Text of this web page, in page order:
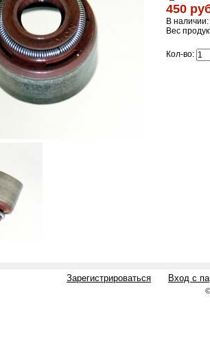
450
В
Вес
Кол-во:
Зарегистрироваться Вход с